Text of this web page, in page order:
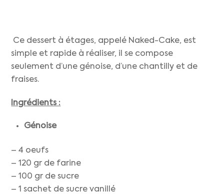
Ce dessert à étages, appelé Naked-Cake, est
simple et rapide à réaliser, il se compose
seulement d’une génoise, d’une chantilly et de
fraises.
Ingrédients :
Génoise
– 4 oeufs
– 120 gr de farine
– 100 gr de sucre
– 1 sachet de sucre vanillé